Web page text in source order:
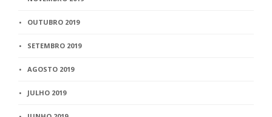
OUTUBRO 2019
SETEMBRO 2019
AGOSTO 2019
JULHO 2019